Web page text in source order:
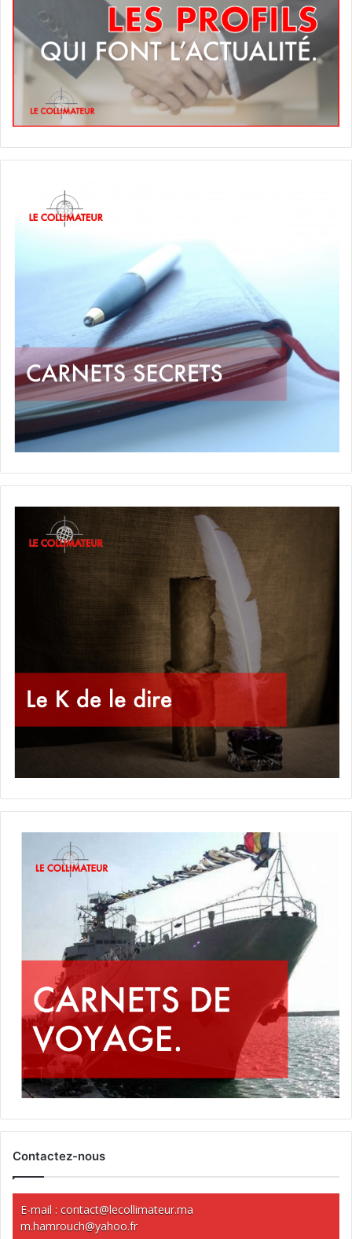
Contactez-nous
E-mail : contact@lecollimateur.ma
m.hamrouch@yahoo.fr